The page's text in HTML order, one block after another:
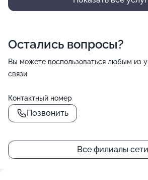
Остались вопросы?
Вы можете воспользоваться любым из
связи
Контактный номер
Позвонить
Все филиалы сети